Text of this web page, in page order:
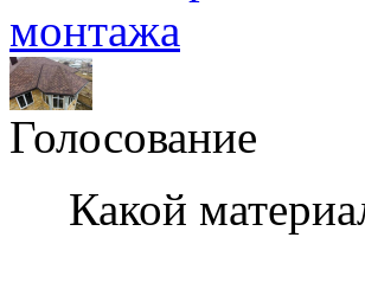
монтажа
Голосование
Какой